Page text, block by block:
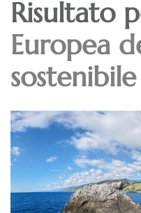
Risultato
Europea
sostenibile